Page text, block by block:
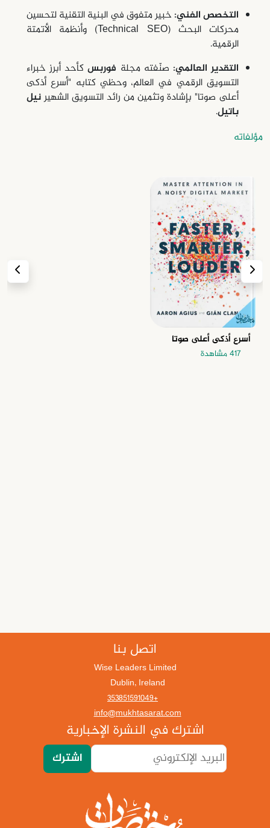
التخصص الفني:خبير متفوق في البنية التقنية لتحسين
محركات البحث (Technical SEO) وأنظمة الأتمتة
الرقمية.
التقدير العالمي: صنّفته مجلة فوربسكأحد أبرز خبراء
التسويق الرقمي في العالم، وحظي كتابه "أسرع أذكى
أعلى صوتا" بإشادة وتثمين من رائد التسويق الشهيرنيل
باتيل.
مؤلفاته
أسرع أذكى أعلى صوتا
417 مشاهدة
اتصل بنا
Wise Leaders Limited
Dublin, Ireland
+353851591049
info@mukhtasarat.com
اشترك في النشرة الإخبارية
اشترك